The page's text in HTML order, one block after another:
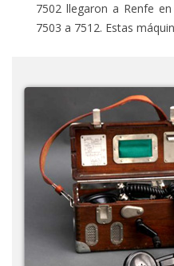
7502 llegaron a Renfe
7503 a 7512. Estas